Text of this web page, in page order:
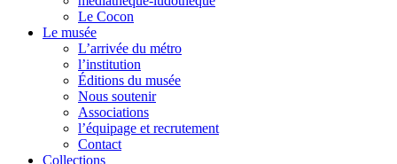
Le Cocon
Le musée
L’arrivée du métro
l’institution
Éditions du musée
Nous soutenir
Associations
l’équipage et recrutement
Contact
Collections